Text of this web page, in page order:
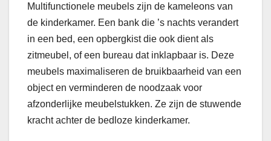
Multifunctionele meubels zijn de kameleons van
de kinderkamer. Een bank die ’s nachts verandert
in een bed, een opbergkist die ook dient als
zitmeubel, of een bureau dat inklapbaar is. Deze
meubels maximaliseren de bruikbaarheid van een
object en verminderen de noodzaak voor
afzonderlijke meubelstukken. Ze zijn de stuwende
kracht achter de bedloze kinderkamer.